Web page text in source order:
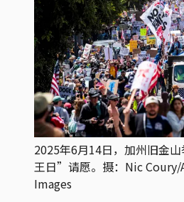
2025年6月14日，加州旧金
王日”请愿。摄：Nic Coury/
Images